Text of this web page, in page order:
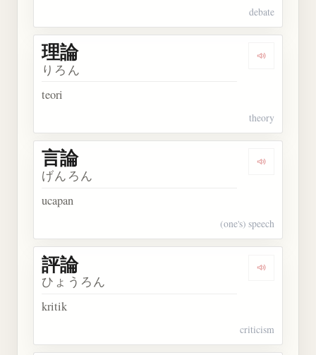
debate
Dengarkan
理論
りろん
teori
theory
Dengarkan
言論
げんろん
ucapan
(one's) speech
Dengarkan
評論
ひょうろん
kritik
criticism